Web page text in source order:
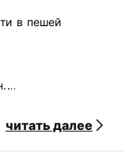
в пешей
кофе и чай.
города и
читать далее